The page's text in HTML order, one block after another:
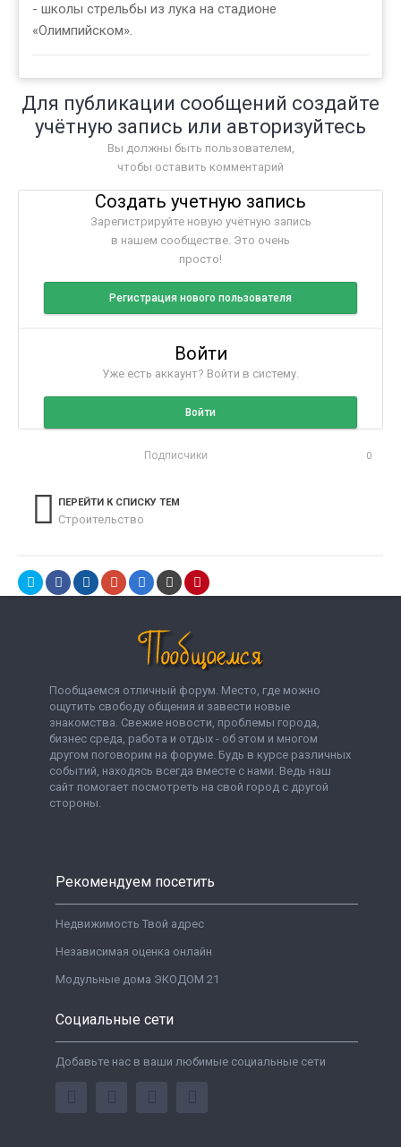
- школы стрельбы из лука на стадионе
«Олимпийском».
Для публикации сообщений создайте
учётную запись или авторизуйтесь
Вы должны быть пользователем,
чтобы оставить комментарий
Создать учетную запись
Зарегистрируйте новую учётную запись
в нашем сообществе. Это очень
просто!
Регистрация нового пользователя
Войти
Уже есть аккаунт? Войти в систему.
Войти
Подписчики 0
ПЕРЕЙТИ К СПИСКУ ТЕМ
Строительство
Пообщаемся отличный форум. Место, где можно
ощутить свободу общения и завести новые
знакомства. Свежие новости, проблемы города,
бизнес среда, работа и отдых - об этом и многом
другом поговорим на форуме. Будь в курсе различных
событий, находясь всегда вместе с нами. Ведь наш
сайт помогает посмотреть на свой город с другой
стороны.
Рекомендуем посетить
Недвижимость Твой адрес
Независимая оценка онлайн
Модульные дома ЭКОДОМ 21
Социальные сети
Добавьте нас в ваши любимые социальные сети